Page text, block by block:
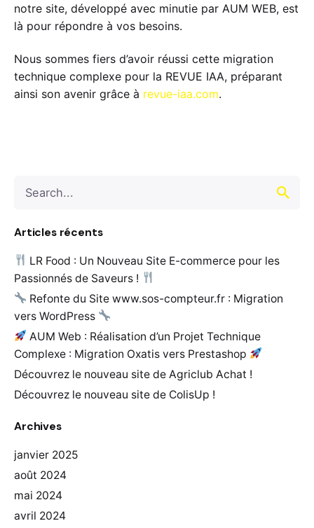
for
Articles récents
LR Food : Un Nouveau Site E-commerce pour les
Passionnés de Saveurs !
Refonte du Site www.sos-compteur.fr : Migration
vers WordPress
AUM Web : Réalisation d’un Projet Technique
Complexe : Migration Oxatis vers Prestashop
Découvrez le nouveau site de Agriclub Achat !
Découvrez le nouveau site de ColisUp !
Archives
janvier 2025
août 2024
mai 2024
avril 2024
notre site, développé avec minutie par AUM WEB, est
là pour répondre à vos besoins.
Nous sommes fiers d’avoir réussi cette migration
technique complexe pour la REVUE IAA, préparant
ainsi son avenir grâce à revue-iaa.com.